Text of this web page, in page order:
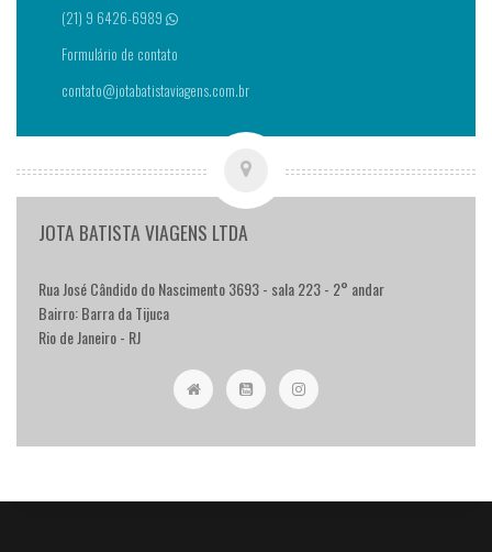
(21) 9 6426-6989
Formulário de contato
contato@jotabatistaviagens.com.br
JOTA BATISTA VIAGENS LTDA
Rua José Cândido do Nascimento 3693 - sala 223 - 2° andar
Bairro: Barra da Tijuca
Rio de Janeiro - RJ